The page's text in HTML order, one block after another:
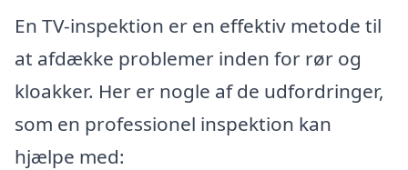
En TV-inspektion er en effektiv metode til
at afdække problemer inden for rør og
kloakker. Her er nogle af de udfordringer,
som en professionel inspektion kan
hjælpe med: